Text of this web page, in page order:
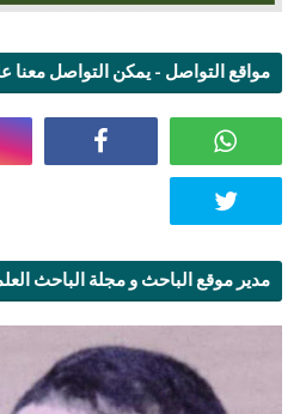
مواقع التواصل - يمكن التواصل معنا
مدير موقع الباحث و مجلة الباحث